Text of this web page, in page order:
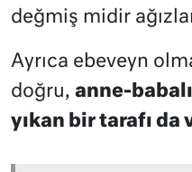
değmiş midir
Ayrıca ebeveyn
doğru, anne-
yıkan bir tarafı da